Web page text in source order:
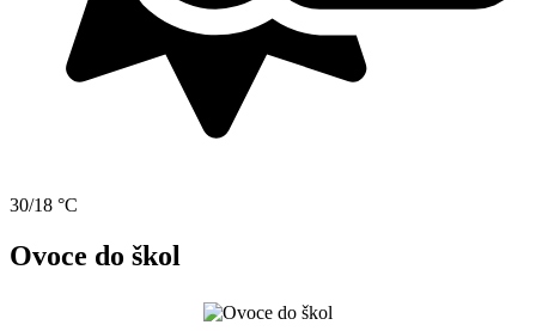
30/18 °C
Ovoce do škol